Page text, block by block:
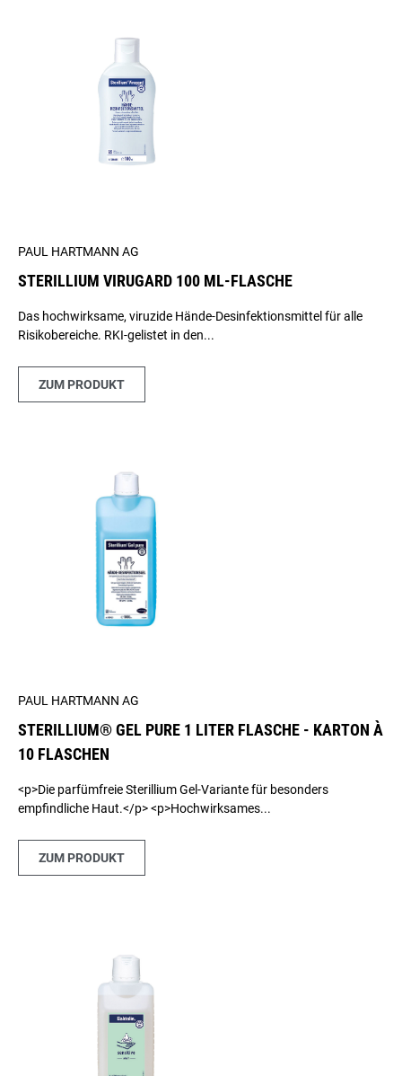
PAUL HARTMANN AG
STERILLIUM VIRUGARD 100 ML-FLASCHE
Das hochwirksame, viruzide Hände-Desinfektionsmittel für alle
Risikobereiche. RKI-gelistet in den...
ZUM PRODUKT
PAUL HARTMANN AG
STERILLIUM® GEL PURE 1 LITER FLASCHE - KARTON À
10 FLASCHEN
<p>Die parfümfreie Sterillium Gel-Variante für besonders
empfindliche Haut.</p> <p>Hochwirksames...
ZUM PRODUKT